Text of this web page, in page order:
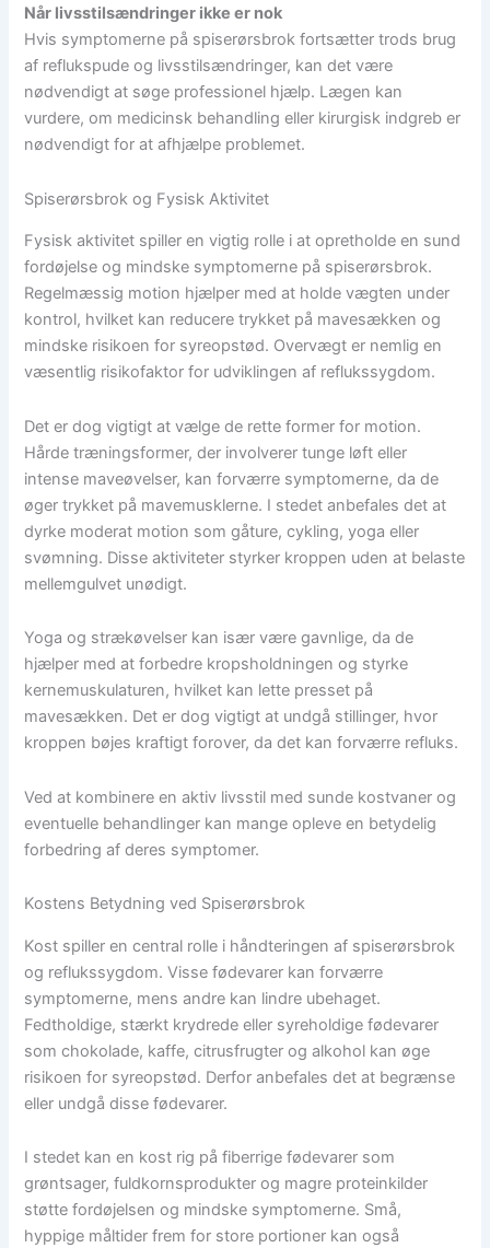
Når livsstilsændringer ikke er nok
Hvis symptomerne på spiserørsbrok fortsætter trods brug
af reflukspude og livsstilsændringer, kan det være
nødvendigt at søge professionel hjælp. Lægen kan
vurdere, om medicinsk behandling eller kirurgisk indgreb er
nødvendigt for at afhjælpe problemet.
Spiserørsbrok og Fysisk Aktivitet
Fysisk aktivitet spiller en vigtig rolle i at opretholde en sund
fordøjelse og mindske symptomerne på spiserørsbrok.
Regelmæssig motion hjælper med at holde vægten under
kontrol, hvilket kan reducere trykket på mavesækken og
mindske risikoen for syreopstød. Overvægt er nemlig en
væsentlig risikofaktor for udviklingen af reflukssygdom.
Det er dog vigtigt at vælge de rette former for motion.
Hårde træningsformer, der involverer tunge løft eller
intense maveøvelser, kan forværre symptomerne, da de
øger trykket på mavemusklerne. I stedet anbefales det at
dyrke moderat motion som gåture, cykling, yoga eller
svømning. Disse aktiviteter styrker kroppen uden at belaste
mellemgulvet unødigt.
Yoga og strækøvelser kan især være gavnlige, da de
hjælper med at forbedre kropsholdningen og styrke
kernemuskulaturen, hvilket kan lette presset på
mavesækken. Det er dog vigtigt at undgå stillinger, hvor
kroppen bøjes kraftigt forover, da det kan forværre refluks.
Ved at kombinere en aktiv livsstil med sunde kostvaner og
eventuelle behandlinger kan mange opleve en betydelig
forbedring af deres symptomer.
Kostens Betydning ved Spiserørsbrok
Kost spiller en central rolle i håndteringen af spiserørsbrok
og reflukssygdom. Visse fødevarer kan forværre
symptomerne, mens andre kan lindre ubehaget.
Fedtholdige, stærkt krydrede eller syreholdige fødevarer
som chokolade, kaffe, citrusfrugter og alkohol kan øge
risikoen for syreopstød. Derfor anbefales det at begrænse
eller undgå disse fødevarer.
I stedet kan en kost rig på fiberrige fødevarer som
grøntsager, fuldkornsprodukter og magre proteinkilder
støtte fordøjelsen og mindske symptomerne. Små,
hyppige måltider frem for store portioner kan også